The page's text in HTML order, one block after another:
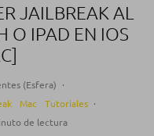
JAILBREAK AL
O IPAD EN IOS
(Esfera) ·
Mac Tutoriales ·
de lectura